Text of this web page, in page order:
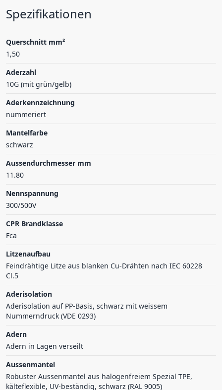
Spezifikationen
Querschnitt mm²
1,50
Aderzahl
10G (mit grün/gelb)
Aderkennzeichnung
nummeriert
Mantelfarbe
schwarz
Aussendurchmesser mm
11.80
Nennspannung
300/500V
CPR Brandklasse
Fca
Litzenaufbau
Feindrähtige Litze aus blanken Cu-Drähten nach IEC 60228
Cl.5
Aderisolation
Aderisolation auf PP-Basis, schwarz mit weissem
Nummerndruck (VDE 0293)
Adern
Adern in Lagen verseilt
Aussenmantel
Robuster Aussenmantel aus halogenfreiem Spezial TPE,
kälteflexible, UV-beständig, schwarz (RAL 9005)